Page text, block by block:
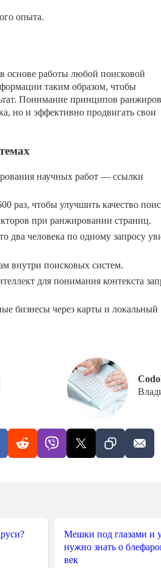
опыта.
работы любой поисковой
таким образом, чтобы
Понимание принципов
но и эффективно продвигать свои
научных работ — ссылки
раз, чтобы улучшить качество
при ранжировании страниц.
два человека по одному запросу
внутри поисковых систем.
для понимания контекста
бизнесы через карты и локальный
Мешки под глазами и
нужно знать о
век